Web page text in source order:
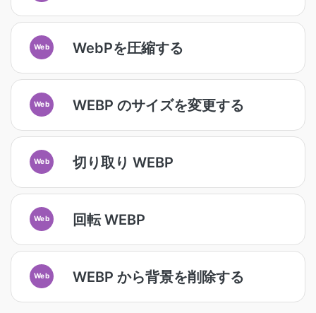
Web WebPを圧縮する
Web WEBP のサイズを変更する
Web 切り取り WEBP
Web 回転 WEBP
Web WEBP から背景を削除する